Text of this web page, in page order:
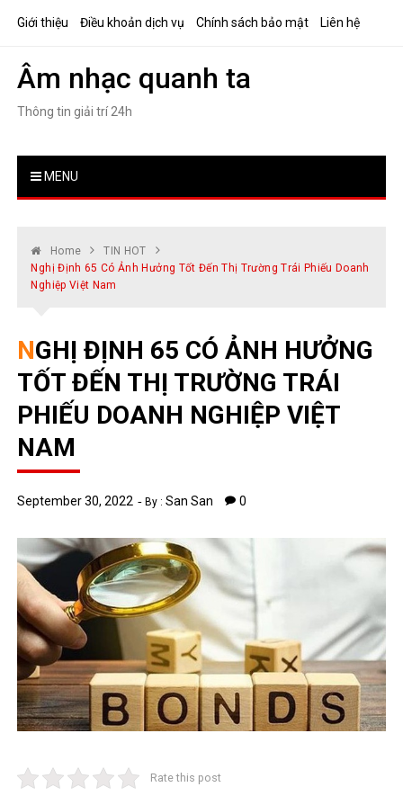
Giới thiệu Điều khoản dịch vụ Chính sách bảo mật Liên hệ
Âm nhạc quanh ta
Thông tin giải trí 24h
MENU
Home
TIN HOT
Nghị Định 65 Có Ảnh Hưởng Tốt Đến Thị Trường Trái Phiếu Doanh
Nghiệp Việt Nam
NGHỊ ĐỊNH 65 CÓ ẢNH HƯỞNG
TỐT ĐẾN THỊ TRƯỜNG TRÁI
PHIẾU DOANH NGHIỆP VIỆT
NAM
September 30, 2022 By :San San 0
Rate this post